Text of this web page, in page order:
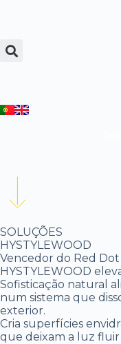
a
r
a
ú
o
SOLUÇÕES
HYSTYLEWOOD
Vencedor do Red
HYSTYLEWOOD
Sofisticação natural
num sistema que
exterior.
Cria superfícies
que deixam a luz fluir